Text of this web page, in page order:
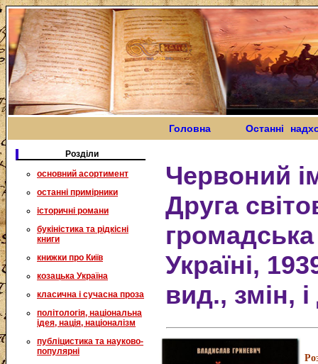
Головна Останні
Розділи
основний асортимент
останні примірники
історичні романи
букіністика та рідкісні
книги
книжки про Київ
козацька Україна
класична і сучасна проза
політологія, національна
ідея, нація, націоналізм
публіцистика та науково-
популярні
Червоний
Друга
Україні,
вид., змін,